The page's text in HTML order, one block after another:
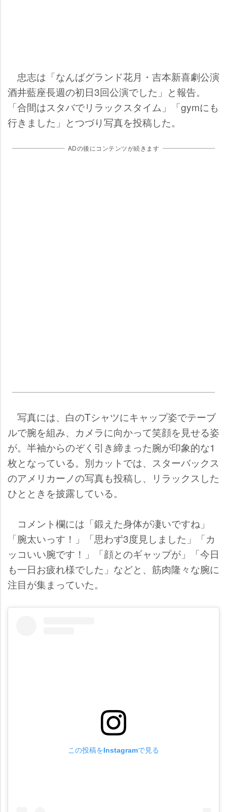
忠志は「なんばグランド花月・吉本新喜劇公演
酒井藍座長週の初日3回公演でした」と報告。
「合間はスタバでリラックスタイム」「gymにも
行きました」とつづり写真を投稿した。
ADの後にコンテンツが続きます
写真には、白のTシャツにキャップ姿でテーブ
ルで腕を組み、カメラに向かって笑顔を見せる姿
が。半袖からのぞく引き締まった腕が印象的な1
枚となっている。別カットでは、スターバックス
のアメリカーノの写真も投稿し、リラックスした
ひとときを披露している。
コメント欄には「鍛えた身体が凄いですね」
「腕太いっす！」「思わず3度見しました」「カ
ッコいい腕です！」「顔とのギャップが」「今日
も一日お疲れ様でした」などと、筋肉隆々な腕に
注目が集まっていた。
この投稿をInstagramで見る